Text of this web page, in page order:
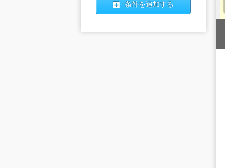
条件を追加する